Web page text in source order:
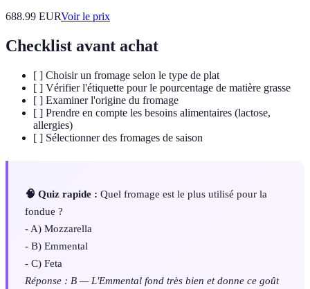
688.99 EURVoir le prix
Checklist avant achat
[ ] Choisir un fromage selon le type de plat
[ ] Vérifier l'étiquette pour le pourcentage de matière grasse
[ ] Examiner l'origine du fromage
[ ] Prendre en compte les besoins alimentaires (lactose,
allergies)
[ ] Sélectionner des fromages de saison
🧠 Quiz rapide : Quel fromage est le plus utilisé pour la
fondue ?
- A) Mozzarella
- B) Emmental
- C) Feta
Réponse : B — L'Emmental fond très bien et donne ce goût